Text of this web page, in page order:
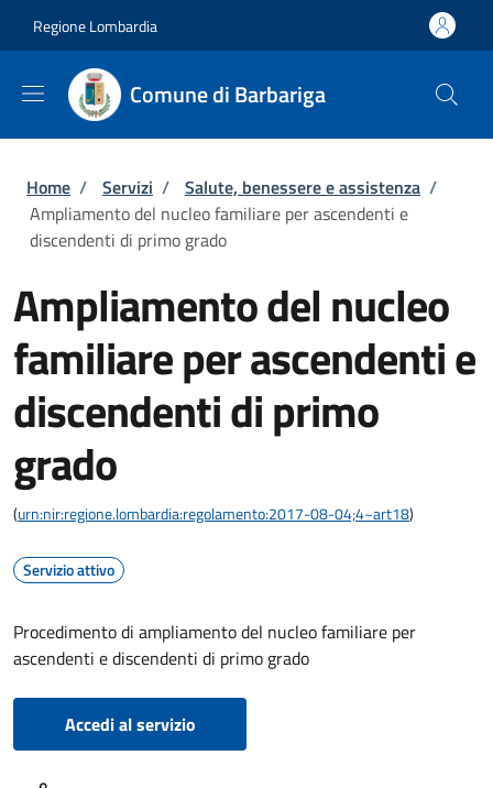
Regione Lombardia
Comune di Barbariga
Briciole di pane
Home / Servizi / Salute, benessere e assistenza /
Ampliamento del nucleo familiare per ascendenti e
discendenti di primo grado
Ampliamento del nucleo
familiare per ascendenti e
discendenti di primo
grado
(urn:nir:regione.lombardia:regolamento:2017-08-04;4~art18)
Servizio attivo
Procedimento di ampliamento del nucleo familiare per
ascendenti e discendenti di primo grado
Accedi al servizio